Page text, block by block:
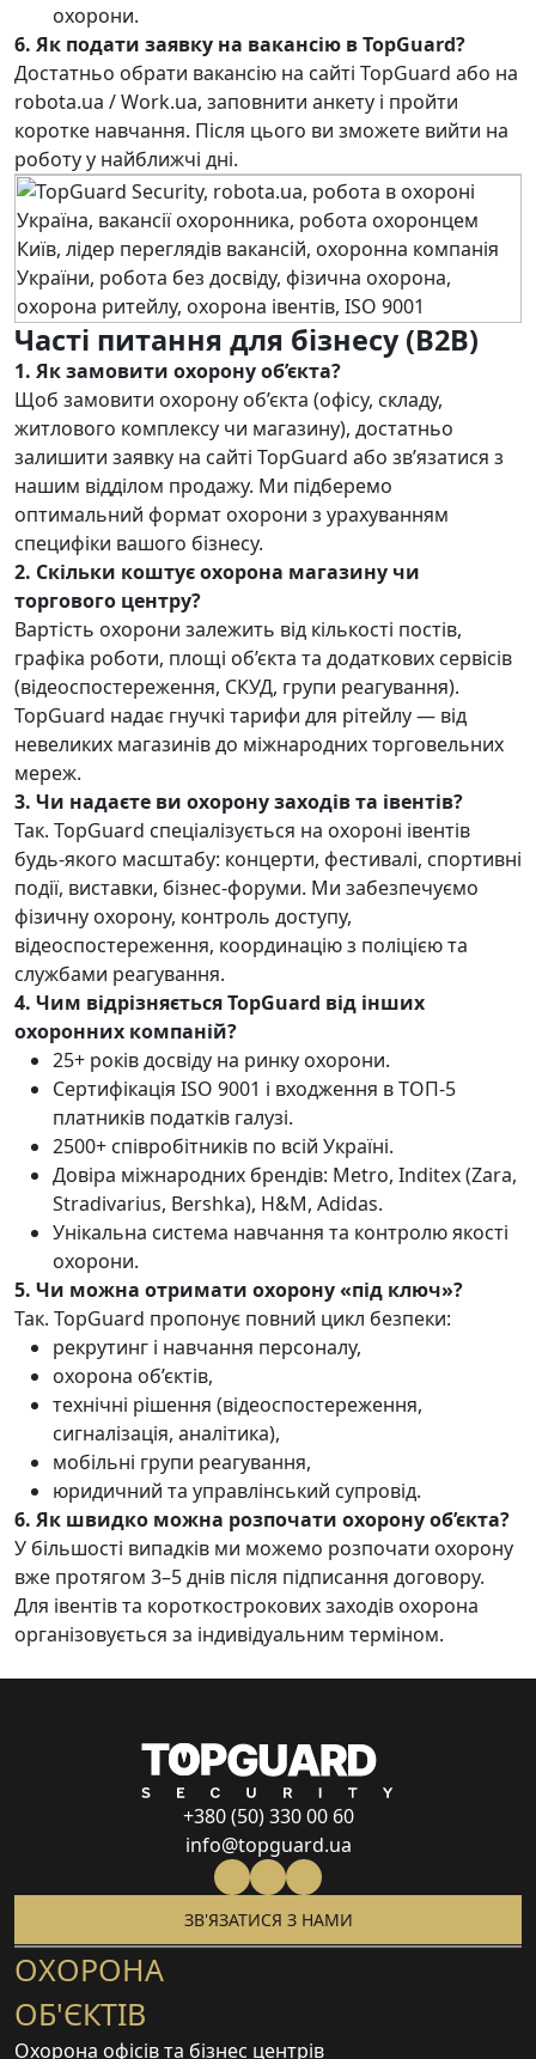
охорони.
6. Як подати заявку на вакансію в TopGuard?
Достатньо обрати вакансію на сайті TopGuard або на
robota.ua / Work.ua, заповнити анкету і пройти
коротке навчання. Після цього ви зможете вийти на
роботу у найближчі дні.
Часті питання для бізнесу (B2B)
1. Як замовити охорону об’єкта?
Щоб замовити охорону об’єкта (офісу, складу,
житлового комплексу чи магазину), достатньо
залишити заявку на сайті TopGuard або зв’язатися з
нашим відділом продажу. Ми підберемо
оптимальний формат охорони з урахуванням
специфіки вашого бізнесу.
2. Скільки коштує охорона магазину чи
торгового центру?
Вартість охорони залежить від кількості постів,
графіка роботи, площі об’єкта та додаткових сервісів
(відеоспостереження, СКУД, групи реагування).
TopGuard надає гнучкі тарифи для рітейлу — від
невеликих магазинів до міжнародних торговельних
мереж.
3. Чи надаєте ви охорону заходів та івентів?
Так. TopGuard спеціалізується на охороні івентів
будь-якого масштабу: концерти, фестивалі, спортивні
події, виставки, бізнес-форуми. Ми забезпечуємо
фізичну охорону, контроль доступу,
відеоспостереження, координацію з поліцією та
службами реагування.
4. Чим відрізняється TopGuard від інших
охоронних компаній?
25+ років досвіду на ринку охорони.
Сертифікація ISO 9001 і входження в ТОП-5
платників податків галузі.
2500+ співробітників по всій Україні.
Довіра міжнародних брендів: Metro, Inditex (Zara,
Stradivarius, Bershka), H&M, Adidas.
Унікальна система навчання та контролю якості
охорони.
5. Чи можна отримати охорону «під ключ»?
Так. TopGuard пропонує повний цикл безпеки:
рекрутинг і навчання персоналу,
охорона об’єктів,
технічні рішення (відеоспостереження,
сигналізація, аналітика),
мобільні групи реагування,
юридичний та управлінський супровід.
6. Як швидко можна розпочати охорону об’єкта?
У більшості випадків ми можемо розпочати охорону
вже протягом 3–5 днів після підписання договору.
Для івентів та короткострокових заходів охорона
організовується за індивідуальним терміном.
ОХОРОНА
ОБ'ЄКТІВ
Охорона офісів та бізнес центрів
+380 (50) 330 00 60
info@topguard.ua
ЗВ'ЯЗАТИСЯ З НАМИ